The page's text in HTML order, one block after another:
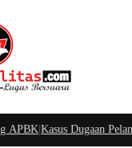
|Kasus Dugaan